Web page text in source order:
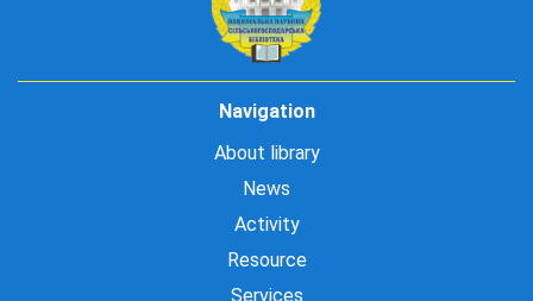
Navigation
About library
News
Activity
Resource
Services